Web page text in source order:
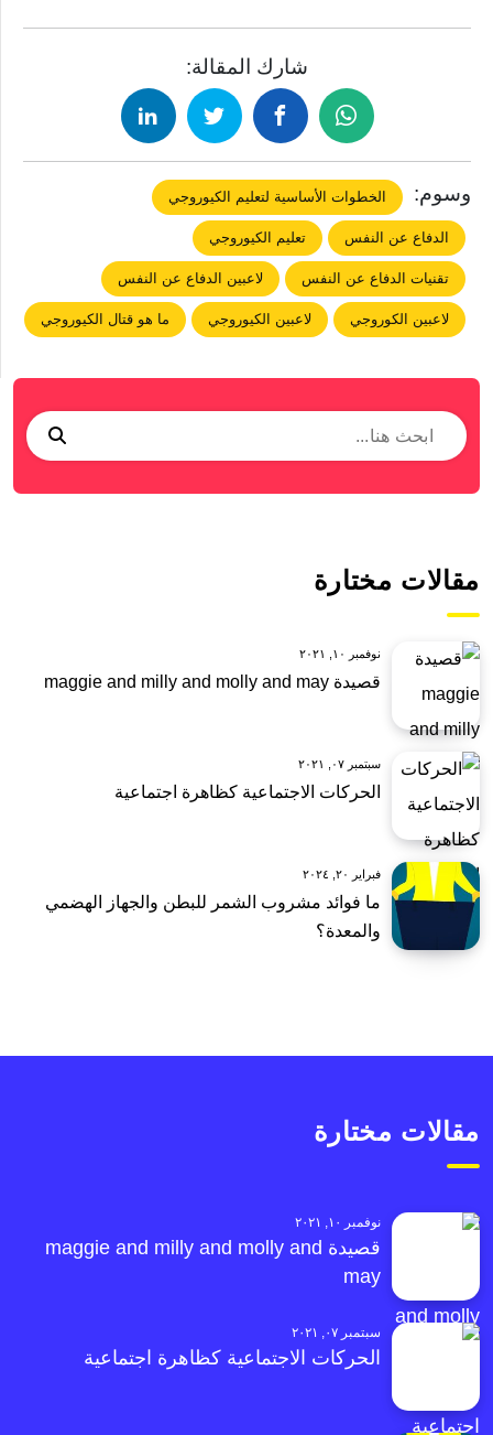
شارك المقالة:
وسوم: الخطوات الأساسية لتعليم الكيوروجي
الدفاع عن النفس تعليم الكيوروجي
تقنيات الدفاع عن النفس لاعبين الدفاع عن النفس
لاعبين الكوروجي لاعبين الكيوروجي ما هو قتال الكيوروجي
مقالات مختارة
نوفمبر ١٠, ٢٠٢١
قصيدة maggie and milly and molly and may
سبتمبر ٠٧, ٢٠٢١
الحركات الاجتماعية كظاهرة اجتماعية
فبراير ٢٠, ٢٠٢٤
ما فوائد مشروب الشمر للبطن والجهاز الهضمي
والمعدة؟
مقالات مختارة
نوفمبر ١٠, ٢٠٢١
قصيدة maggie and milly and molly and
may
سبتمبر ٠٧, ٢٠٢١
الحركات الاجتماعية كظاهرة اجتماعية